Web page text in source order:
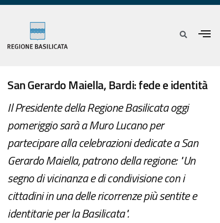
San Gerardo Maiella, Bardi: fede e identità
Il Presidente della Regione Basilicata oggi
pomeriggio sarà a Muro Lucano per
partecipare alla celebrazioni dedicate a San
Gerardo Maiella, patrono della regione: "Un
segno di vicinanza e di condivisione con i
cittadini in una delle ricorrenze più sentite e
identitarie per la Basilicata".